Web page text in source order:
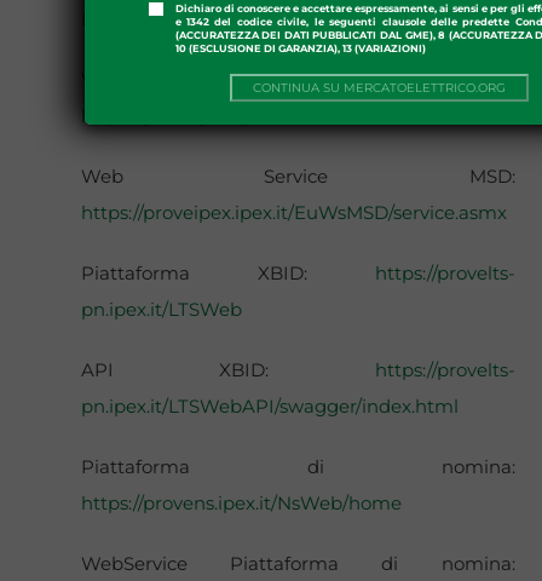
Dichiaro di conoscere e accettare espressamente, ai sensi e per gli
e 1342 del codice civile, le seguenti clausole delle predette
(ACCURATEZZA DEI DATI PUBBLICATI DAL GME), 8 (ACCURATEZZA
10 (ESCLUSIONE DI GARANZIA), 13 (VARIAZIONI)
CONTINUA SU MERCATOELETTRICO.ORG
Interfaccia IPEX:https://proveipex.ipex.it
Web Service MGP:
https://proveipex.ipex.it/EuWs/service.asmx
Web Service MSD:
https://proveipex.ipex.it/EuWsMSD/service.asmx
Piattaforma XBID: https://provelts-
pn.ipex.it/LTSWeb
API XBID: https://provelts-
pn.ipex.it/LTSWebAPI/swagger/index.html
Piattaforma di nomina:
https://provens.ipex.it/NsWeb/home
WebService Piattaforma di nomina: